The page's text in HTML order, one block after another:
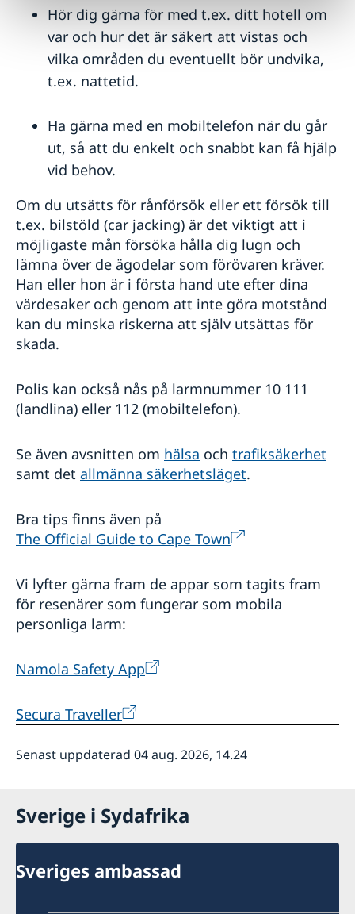
Hör dig gärna för med t.ex. ditt hotell om
var och hur det är säkert att vistas och
vilka områden du eventuellt bör undvika,
t.ex. nattetid.
Ha gärna med en mobiltelefon när du går
ut, så att du enkelt och snabbt kan få hjälp
vid behov.
Om du utsätts för rånförsök eller ett försök till
t.ex. bilstöld (car jacking) är det viktigt att i
möjligaste mån försöka hålla dig lugn och
lämna över de ägodelar som förövaren kräver.
Han eller hon är i första hand ute efter dina
värdesaker och genom att inte göra motstånd
kan du minska riskerna att själv utsättas för
skada.
Polis kan också nås på larmnummer 10 111
(landlina) eller 112 (mobiltelefon).
Se även avsnitten om hälsa och trafiksäkerhet
samt det allmänna säkerhetsläget.
Bra tips finns även på
The Official Guide to Cape Town
Vi lyfter gärna fram de appar som tagits fram
för resenärer som fungerar som mobila
personliga larm:
Namola Safety App
Secura Traveller
Senast uppdaterad 04 aug. 2026, 14.24
Sverige i Sydafrika
Sveriges ambassad